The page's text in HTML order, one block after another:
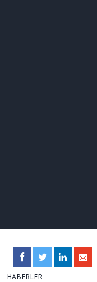
HABERLER